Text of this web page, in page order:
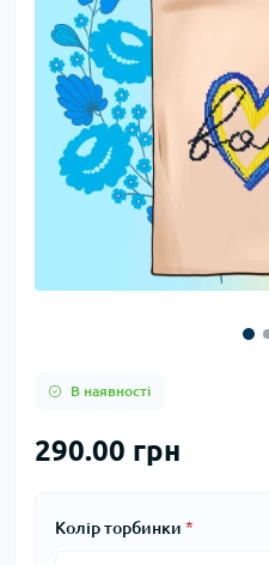
В наявності
290.00 грн
Колір торбинки *